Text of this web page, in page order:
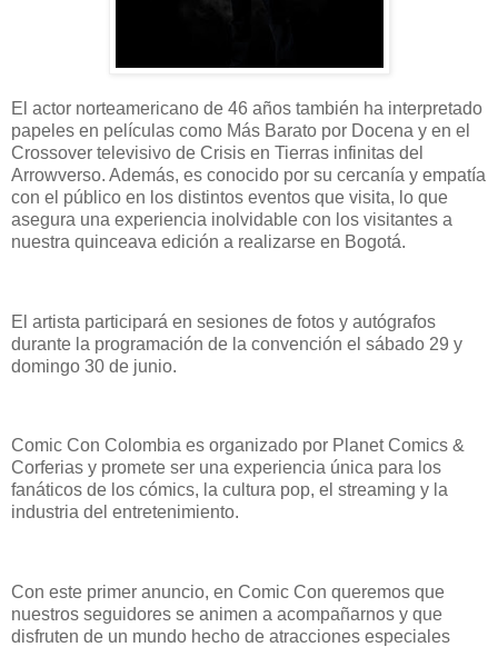
El actor norteamericano de 46 años también ha interpretado
papeles en películas como Más Barato por Docena y en el
Crossover televisivo de Crisis en Tierras infinitas del
Arrowverso. Además, es conocido por su cercanía y empatía
con el público en los distintos eventos que visita, lo que
asegura una experiencia inolvidable con los visitantes a
nuestra quinceava edición a realizarse en Bogotá.
El artista participará en sesiones de fotos y autógrafos
durante la programación de la convención el sábado 29 y
domingo 30 de junio.
Comic Con Colombia es organizado por Planet Comics &
Corferias y promete ser una experiencia única para los
fanáticos de los cómics, la cultura pop, el streaming y la
industria del entretenimiento.
Con este primer anuncio, en Comic Con queremos que
nuestros seguidores se animen a acompañarnos y que
disfruten de un mundo hecho de atracciones especiales